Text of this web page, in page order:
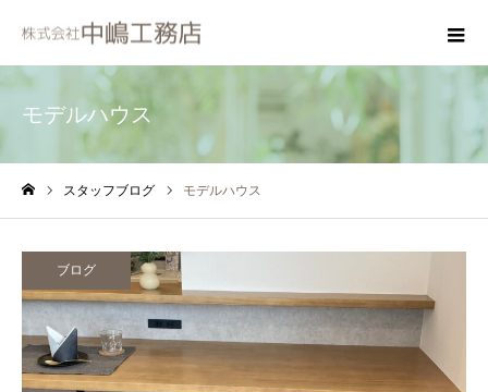
モデルハウス
スタッフブログ モデルハウス
ブログ